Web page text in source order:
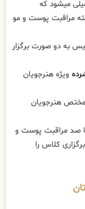
میشود که
آموزشی در رشته مراقبت پوست و مو
به دو صورت برگزار
ویژه هنرجویان
مختص هنرجویان
صد مراقبت پوست و
کلاس را